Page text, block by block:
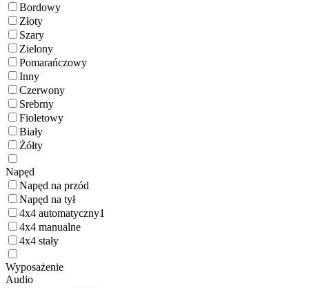
Bordowy
Złoty
Szary
Zielony
Pomarańczowy
Inny
Czerwony
Srebrny
Fioletowy
Biały
Żółty
Napęd
Napęd na przód
Napęd na tył
4x4 automatyczny1
4x4 manualne
4x4 stały
Wyposażenie
Audio